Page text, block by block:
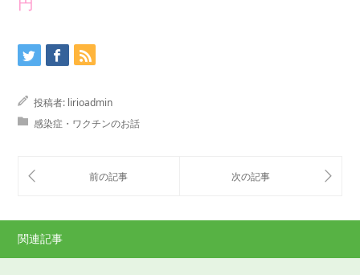
投稿者: lirioadmin
感染症・ワクチンのお話
関連記事